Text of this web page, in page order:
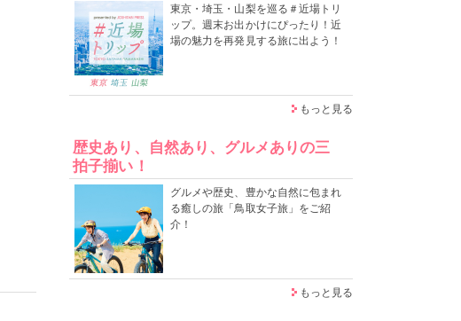
東京・埼玉・山梨を巡る＃近場トリ
ップ。週末お出かけにぴったり！近
場の魅力を再発見する旅に出よう！
もっと見る
歴史あり、自然あり、グルメありの三
拍子揃い！
グルメや歴史、豊かな自然に包まれ
る癒しの旅「鳥取女子旅」をご紹
介！
もっと見る